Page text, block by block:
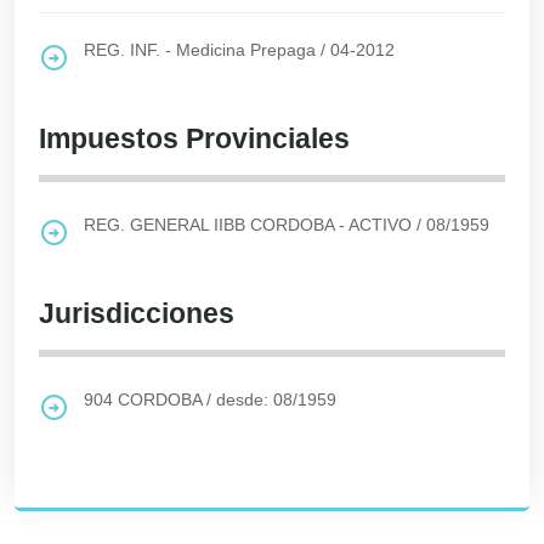
REG. INF. - Medicina Prepaga / 04-2012
Impuestos Provinciales
REG. GENERAL IIBB CORDOBA - ACTIVO / 08/1959
Jurisdicciones
904 CORDOBA/ desde: 08/1959